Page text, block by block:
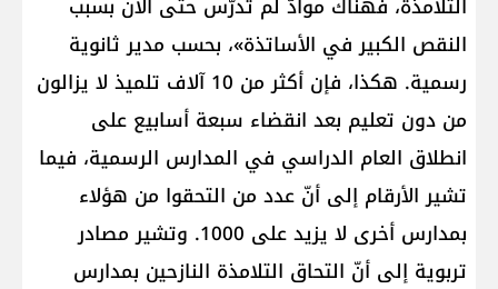
النقص الكبير في الأساتذة»، بحسب مدير ثانوية
رسمية. هكذا، فإن أكثر من 10 آلاف تلميذ لا يزالون
من دون تعليم بعد انقضاء سبعة أسابيع على
انطلاق العام الدراسي في المدارس الرسمية، فيما
تشير الأرقام إلى أنّ عدد من التحقوا من هؤلاء
بمدارس أخرى لا يزيد على 1000. وتشير مصادر
تربوية إلى أنّ التحاق التلامذة النازحين بمدارس